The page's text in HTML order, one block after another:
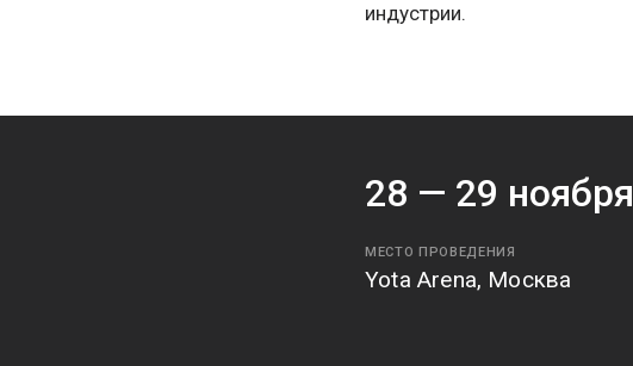
индустрии.
28 — 29 ноября
МЕСТО ПРОВЕДЕНИЯ
Yota Arena, Москва